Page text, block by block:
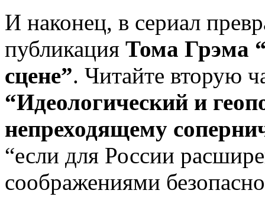
И наконец, в сериал
публикация Тома Грэма
сцене”. Читайте вторую
“Идеологический и
непреходящему
“если для России
соображениями